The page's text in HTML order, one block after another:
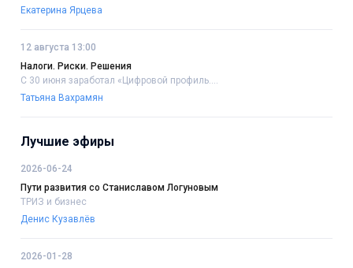
Екатерина Ярцева
12 августа 13:00
Налоги. Риски. Решения
С 30 июня заработал «Цифровой профиль....
Татьяна Вахрамян
Лучшие эфиры
2026-06-24
Пути развития со Станиславом Логуновым
ТРИЗ и бизнес
Денис Кузавлёв
2026-01-28